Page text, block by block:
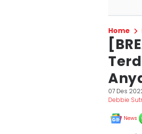
Home
07 Des
Debbie
News